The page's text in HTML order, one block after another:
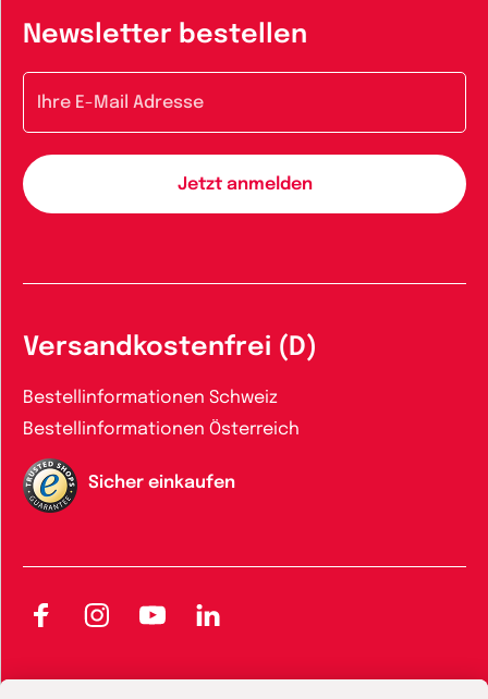
Newsletter bestellen
Versandkostenfrei (D)
Bestellinformationen Schweiz
Bestellinformationen Österreich
Sicher einkaufen
FacebookInstagramYouTubeLinkedIn